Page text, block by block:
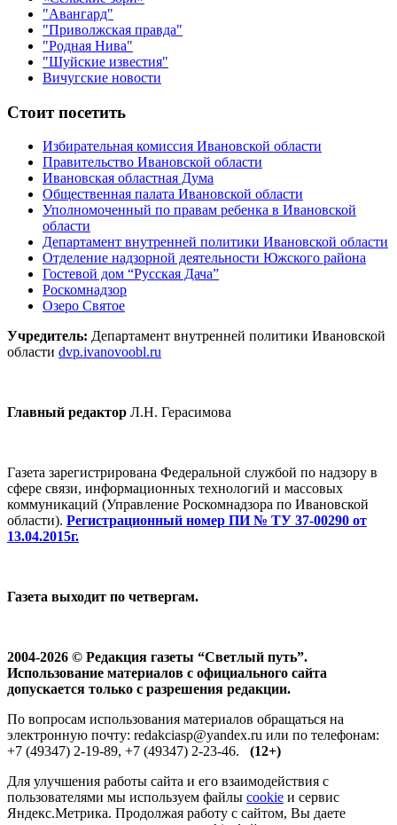
"Авангард"
"Приволжская правда"
"Родная Нива"
"Шуйские известия"
Вичугские новости
Стоит посетить
Избирательная комиссия Ивановской области
Правительство Ивановской области
Ивановская областная Дума
Общественная палата Ивановской области
Уполномоченный по правам ребенка в Ивановской
области
Департамент внутренней политики Ивановской области
Отделение надзорной деятельности Южского района
Гостевой дом “Русская Дача”
Роскомнадзор
Озеро Святое
Учредитель: Департамент внутренней политики Ивановской
области dvp.ivanovoobl.ru
Главный редактор Л.Н. Герасимова
Газета зарегистрирована Федеральной службой по надзору в
сфере связи, информационных технологий и массовых
коммуникаций (Управление Роскомнадзора по Ивановской
области). Регистрационный номер ПИ № ТУ 37-00290 от
13.04.2015г.
Газета выходит по четвергам.
2004-2026 © Редакция газеты “Светлый путь”.
Использование материалов с официального сайта
допускается только с разрешения редакции.
По вопросам использования материалов обращаться на
электронную почту: redakciasp@yandex.ru или по телефонам:
+7 (49347) 2-19-89, +7 (49347) 2-23-46. (12+)
Для улучшения работы сайта и его взаимодействия с
пользователями мы используем файлы cookie и сервис
Яндекс.Метрика. Продолжая работу с сайтом, Вы даете